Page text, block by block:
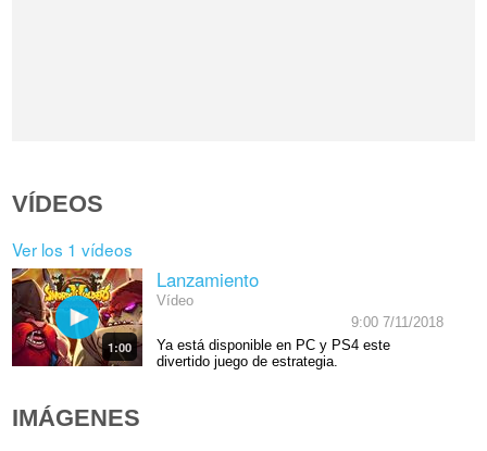
VÍDEOS
Ver los 1 vídeos
1:00
Lanzamiento
Vídeo
9:00 7/11/2018
Ya está disponible en PC y PS4 este
divertido juego de estrategia.
IMÁGENES